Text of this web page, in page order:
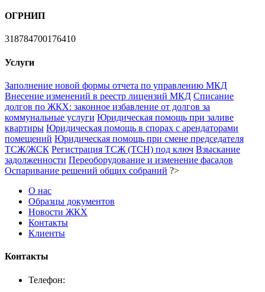
ОГРНИП
318784700176410
Услуги
Заполнение новой формы отчета по управлению МКД
Внесение изменений в реестр лицензий МКД Списание
долгов по ЖКХ: законное избавление от долгов за
коммунальные услуги Юридическая помощь при заливе
квартиры Юридическая помощь в спорах с арендаторами
помещений Юридическая помощь при смене председателя
ТСЖ/ЖСК Регистрация ТСЖ (ТСН) под ключ Взыскание
задолженности Переоборудование и изменение фасадов
Оспаривание решений общих собраний ?>
О нас
Образцы документов
Новости ЖКХ
Контакты
Клиенты
Контакты
Телефон: